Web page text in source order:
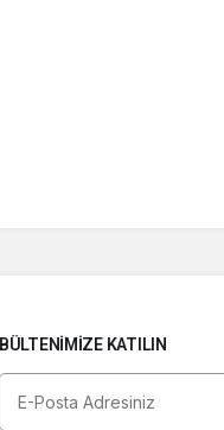
BÜLTENIMIZE KATILIN